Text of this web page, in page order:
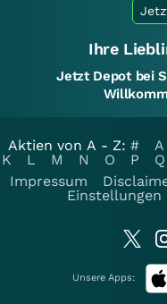
Ihre
Jetzt Depot bei
Aktien von A - Z: # A
K
L M N O P Q
Impressum
Einstellungen
Unsere Apps: